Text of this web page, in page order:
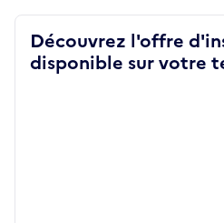
Découvrez l'offre
disponible sur votre